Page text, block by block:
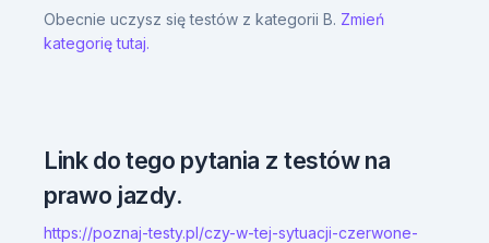
Obecnie uczysz się testów z kategorii B. Zmień
kategorię tutaj.
Link do tego pytania z testów na
prawo jazdy.
https://poznaj-testy.pl/czy-w-tej-sytuacji-czerwone-